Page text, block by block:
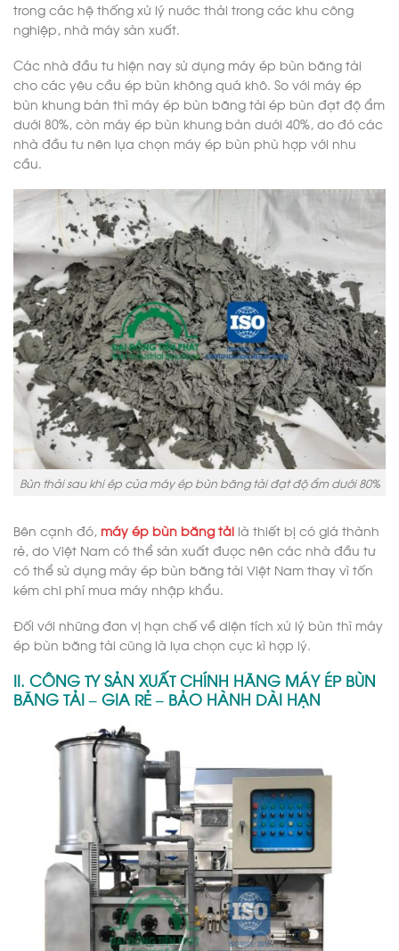
trong các hệ thống xử lý nước thải trong các khu công
nghiệp, nhà máy sản xuất.
Các nhà đầu tư hiện nay sử dụng máy ép bùn băng tải
cho các yêu cầu ép bùn không quá khô. So với máy ép
bùn khung bản thì máy ép bùn băng tải ép bùn đạt độ ẩm
dưới 80%, còn máy ép bùn khung bản dưới 40%, do đó các
nhà đầu tư nên lựa chọn máy ép bùn phù hợp với nhu
cầu.
Bùn thải sau khi ép của máy ép bùn băng tải đạt độ ẩm dưới 80%
Bên cạnh đó,máy ép bùn băng tải là thiết bị có giá thành
rẻ, do Việt Nam có thể sản xuất được nên các nhà đầu tư
có thể sử dụng máy ép bùn băng tải Việt Nam thay vì tốn
kém chi phí mua máy nhập khẩu.
Đối với những đơn vị hạn chế về diện tích xử lý bùn thì máy
ép bùn băng tải cũng là lựa chọn cực kì hợp lý.
II. CÔNG TY SẢN XUẤT CHÍNH HÃNG MÁY ÉP BÙN
BĂNG TẢI – GIA RẺ – BẢO HÀNH DÀI HẠN